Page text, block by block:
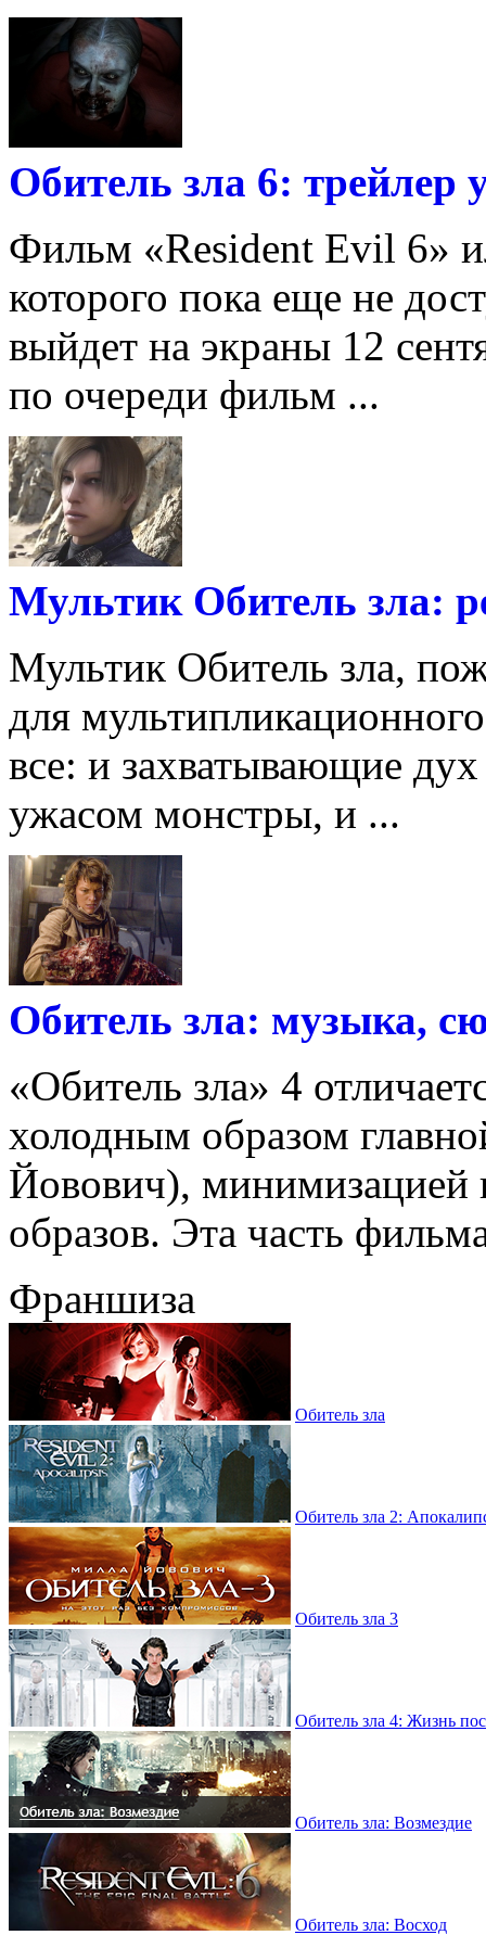
Обитель зла 6: трейлер
Фильм «Resident Evil 6»
которого пока еще не
выйдет на экраны 12
по очереди фильм ...
Мультик Обитель зла:
Мультик Обитель зла,
для
все: и захватывающие
ужасом монстры, и ...
Обитель зла: музыка,
«Обитель зла» 4
холодным образом
Йовович), минимизацией
образов. Эта часть
Франшиза
Обитель зла
Обитель зла 2:
Обитель зла 3
Обитель зла 4: Жизнь
Обитель зла: Возмездие
Обитель зла: Восход